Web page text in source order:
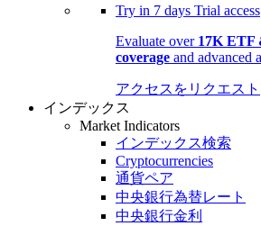
Try in 7 days Trial access
Evaluate over 17K ETF
coverage and advanced
アクセスをリクエスト
インデックス
Market Indicators
インデックス検索
Cryptocurrencies
通貨ペア
中央銀行為替レート
中央銀行金利